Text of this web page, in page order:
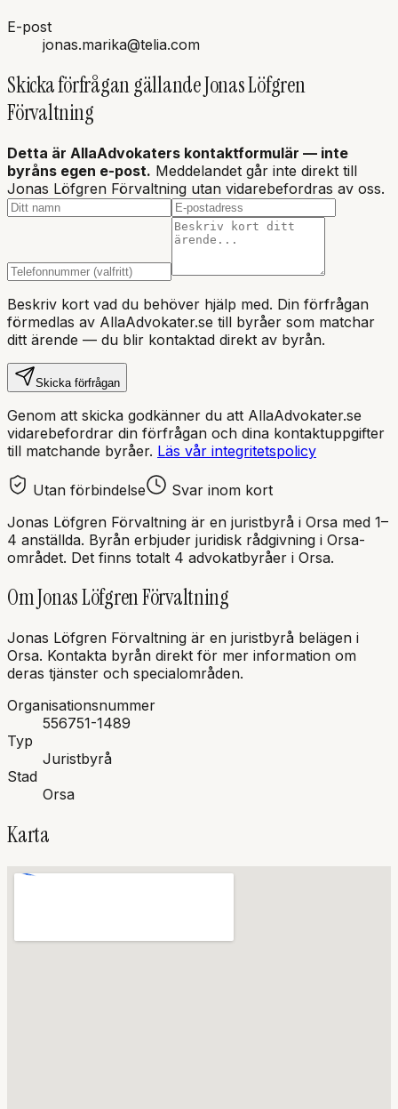
E-post
jonas.marika@telia.com
Skicka förfrågan gällandeJonas Löfgren
Förvaltning
Detta är AllaAdvokaters kontaktformulär — inte
byråns egen e-post. Meddelandet går inte direkt till
Jonas Löfgren Förvaltning utan vidarebefordras av oss.
Beskriv kort vad du behöver hjälp med. Din förfrågan
förmedlas av AllaAdvokater.se till byråer som matchar
ditt ärende — du blir kontaktad direkt av byrån.
Skicka förfrågan
Genom att skicka godkänner du att AllaAdvokater.se
vidarebefordrar din förfrågan och dina kontaktuppgifter
till matchande byråer. Läs vår integritetspolicy
Utan förbindelse
Svar inom kort
Jonas Löfgren Förvaltning är en juristbyrå i Orsa med 1–
4 anställda. Byrån erbjuder juridisk rådgivning i Orsa-
området. Det finns totalt 4 advokatbyråer i Orsa.
OmJonas Löfgren Förvaltning
Jonas Löfgren Förvaltning är en juristbyrå belägen i
Orsa. Kontakta byrån direkt för mer information om
deras tjänster och specialområden.
Organisationsnummer
556751-1489
Typ
Juristbyrå
Stad
Orsa
Karta